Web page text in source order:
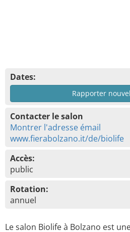
Dates:
Rapporter
Contacter le salon
Montrer l'adresse émail
www.fierabolzano.it/de/biolife
Accès:
public
Rotation:
annuel
Le salon Biolife à Bolzano est